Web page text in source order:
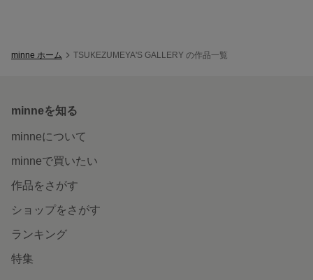
minne ホーム TSUKEZUMEYA'S GALLERY の作品一覧
minneを知る
minneについて
minneで買いたい
作品をさがす
ショップをさがす
ランキング
特集